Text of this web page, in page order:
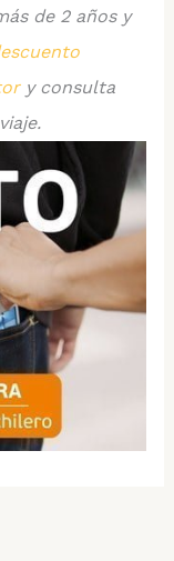
de 2 años y
y consulta